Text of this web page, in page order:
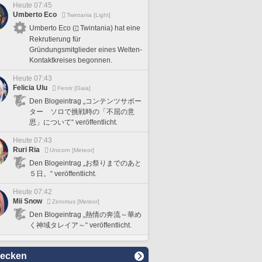
Heute 07:45
Umberto Eco
Twintania [Light]
Umberto Eco (
Twintania) hat eine
Rekrutierung für
Gründungsmitglieder eines Welten-
Kontaktkreises begonnen.
Heute 07:43
Felicia Ulu
Fenrir [Gaia]
Den Blogeintrag „コンテンツサポー
ター ソロで挑戦時の「不屈の意
思」について“ veröffentlicht.
Heute 07:43
Ruri Ria
Unicorn [Meteor]
Den Blogeintrag „お祭りまでのあと
５日。“ veröffentlicht.
Heute 07:42
Mii Snow
Zeromus [Meteor]
Den Blogeintrag „熱情の奔流～華め
く神域タレイア～“ veröffentlicht.